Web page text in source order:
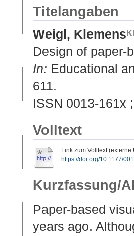
Titelangaben
Weigl, Klemens
Design of paper-
In: Educational
611.
ISSN 0013-161x
Volltext
Link zum Volltext (externe
https://doi.org/10.1177/
Kurzfassung/
Paper-based
years ago.